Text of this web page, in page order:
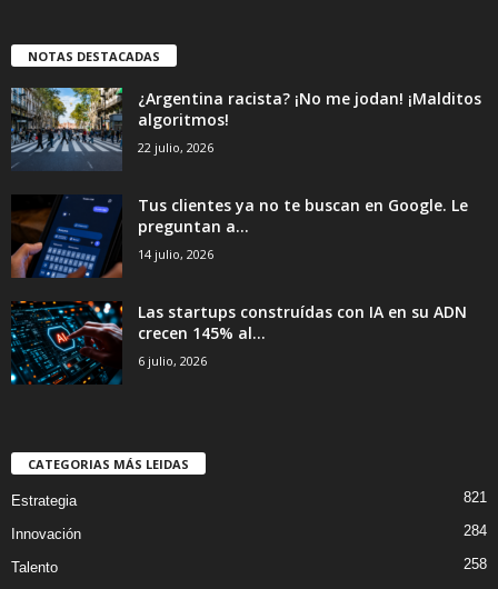
NOTAS DESTACADAS
¿Argentina racista? ¡No me jodan! ¡Malditos
algoritmos!
22 julio, 2026
Tus clientes ya no te buscan en Google. Le
preguntan a...
14 julio, 2026
Las startups construídas con IA en su ADN
crecen 145% al...
6 julio, 2026
CATEGORIAS MÁS LEIDAS
Estrategia 821
Innovación 284
Talento
258